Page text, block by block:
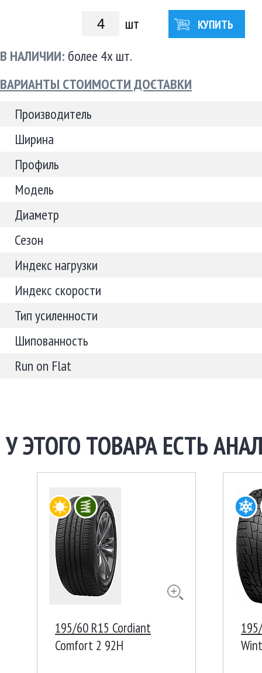
шт КУПИТЬ
В НАЛИЧИИ: более 4х шт.
ВАРИАНТЫ СТОИМОСТИ ДОСТАВКИ
Производитель
Ширина
Профиль
Модель
Диаметр
Сезон
Индекс нагрузки
Индекс скорости
Тип усиленности
Шипованность
Run on Flat
У ЭТОГО ТОВАРА ЕСТЬ
195/60 R15 Cordiant
Comfort 2 92H